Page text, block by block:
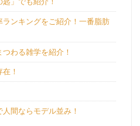
ンキングをご紹介！一番脂肪
わる雑学を紹介！
！
間ならモデル並み！